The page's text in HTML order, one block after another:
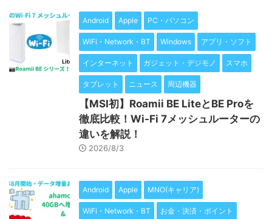
Android Apple PC・パソコン
WiFi・Network・BT Windows アプリ・ソフト
インターネット ガジェット・デジモノ スマホ
タブレット ニュース 周辺機器
【MSI初】Roamii BE LiteとBE Proを
徹底比較！Wi-Fi 7メッシュルーターの
違いを解説！
2026/8/3
Android Apple MNO(キャリア)
WiFi・Network・BT お金・決済・ポイント